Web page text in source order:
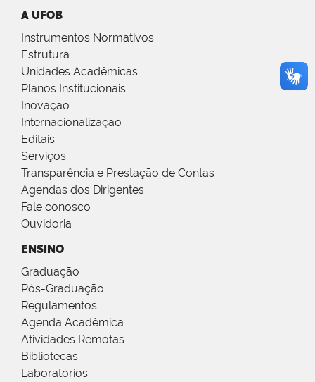
A UFOB
Instrumentos Normativos
Estrutura
Unidades Acadêmicas
Planos Institucionais
Inovação
Internacionalização
Editais
Serviços
Transparência e Prestação de Contas
Agendas dos Dirigentes
Fale conosco
Ouvidoria
ENSINO
Graduação
Pós-Graduação
Regulamentos
Agenda Acadêmica
Atividades Remotas
Bibliotecas
Laboratórios